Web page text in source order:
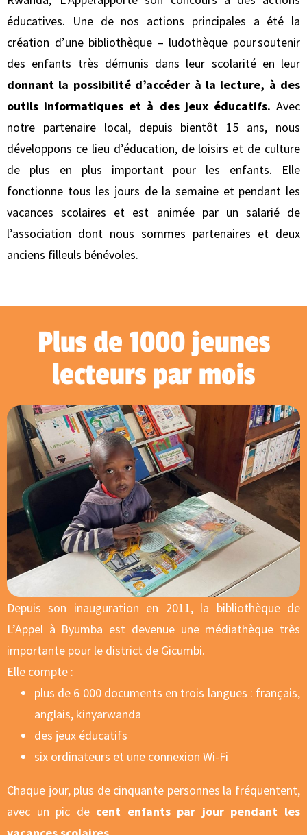
éducatives. Une de nos actions principales a été la
création d’une bibliothèque – ludothèque pour soutenir
des enfants très démunis dans leur scolarité en leur
donnant la possibilité d’accéder à la lecture, à des
outils informatiques et à des jeux éducatifs. Avec
notre partenaire local, depuis bientôt 15 ans, nous
développons ce lieu d’éducation, de loisirs et de culture
de plus en plus important pour les enfants. Elle
fonctionne tous les jours de la semaine et pendant les
vacances scolaires et est animée par un salarié de
l’association dont nous sommes partenaires et deux
anciens filleuls bénévoles.
Plus de 1000 jeunes
lecteurs par mois
Depuis son inauguration en 2011, la bibliothèque de
L’Appel à Byumba est devenue une médiathèque très
importante pour le district de Gicumbi.
Elle compte :
plus de 6 000 documents en trois langues : français,
anglais, kinyarwanda
des jeux éducatifs
six ordinateurs et une connexion Wi-Fi
Chaque jour, plus de cinquante personnes la fréquentent,
avec un pic de cent enfants par jour pendant les